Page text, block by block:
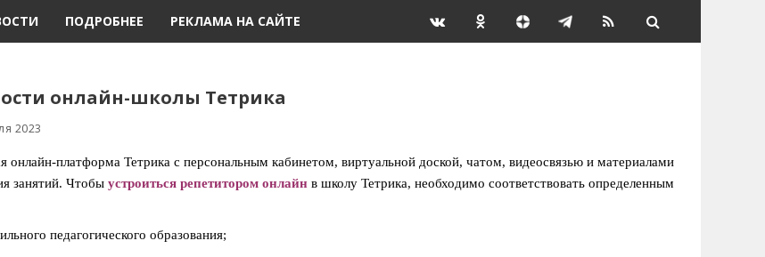
ПОДРОБНЕЕ РЕКЛАМА НА САЙТЕ
онлайн-школы Тетрика
2023
онлайн-платформа Тетрика с персональным кабинетом, виртуальной доской, чатом, видеосвязью и материалами
занятий. Чтобы устроиться репетитором онлайнв школу Тетрика, необходимо соответствовать определенным
педагогического образования;